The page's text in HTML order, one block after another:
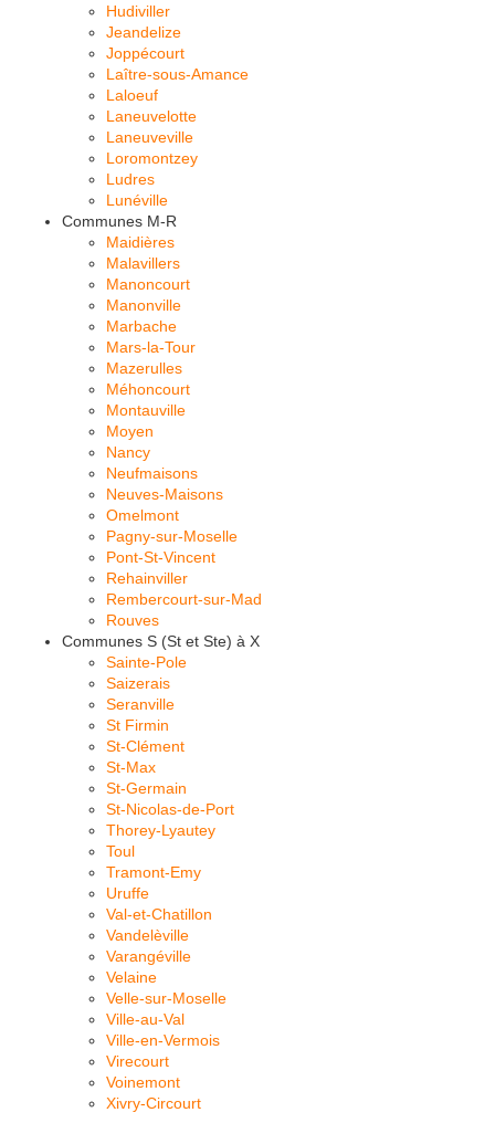
Hudiviller
Jeandelize
Joppécourt
Laître-sous-Amance
Laloeuf
Laneuvelotte
Laneuveville
Loromontzey
Ludres
Lunéville
Communes M-R
Maidières
Malavillers
Manoncourt
Manonville
Marbache
Mars-la-Tour
Mazerulles
Méhoncourt
Montauville
Moyen
Nancy
Neufmaisons
Neuves-Maisons
Omelmont
Pagny-sur-Moselle
Pont-St-Vincent
Rehainviller
Rembercourt-sur-Mad
Rouves
Communes S (St et Ste) à X
Sainte-Pole
Saizerais
Seranville
St Firmin
St-Clément
St-Max
St-Germain
St-Nicolas-de-Port
Thorey-Lyautey
Toul
Tramont-Emy
Uruffe
Val-et-Chatillon
Vandelèville
Varangéville
Velaine
Velle-sur-Moselle
Ville-au-Val
Ville-en-Vermois
Virecourt
Voinemont
Xivry-Circourt